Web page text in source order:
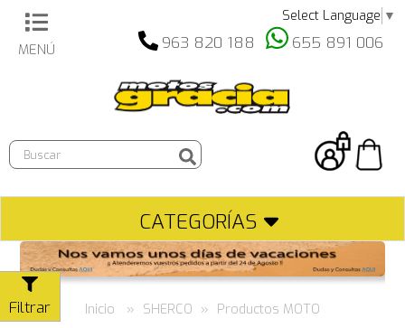
Select Language ▼
963 820 188 655 891 006
MENÚ
de
producto
CATEGORÍAS
Filtrar Inicio SHERCO Productos MOTO